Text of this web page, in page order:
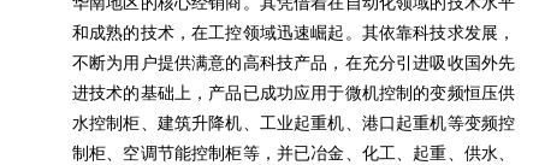
和成熟的技术，在工控领域迅速崛起。其依靠科技求发展，
不断为用户提供满意的高科技产品，在充分引进吸收国外先
进技术的基础上，产品已成功应用于微机控制的变频恒压供
水控制柜、建筑升降机、工业起重机、港口起重机等变频控
制柜、空调节能控制柜等，并已冶金、化工、起重、供水、